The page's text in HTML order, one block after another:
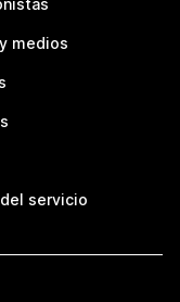
medios
servicio